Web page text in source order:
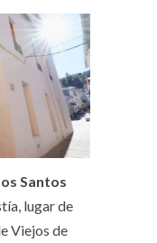
Santos
lugar de
Viejos de